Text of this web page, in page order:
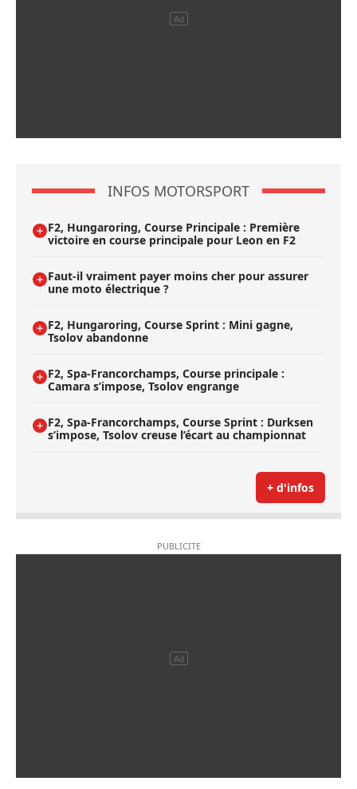
INFOS MOTORSPORT
F2, Hungaroring, Course Principale : Première
victoire en course principale pour Leon en F2
Faut-il vraiment payer moins cher pour assurer
une moto électrique ?
F2, Hungaroring, Course Sprint : Mini gagne,
Tsolov abandonne
F2, Spa-Francorchamps, Course principale :
Camara s’impose, Tsolov engrange
F2, Spa-Francorchamps, Course Sprint : Durksen
s’impose, Tsolov creuse l’écart au championnat
+ d'infos